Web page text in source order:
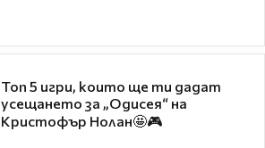
Топ 5 игри, които ще ти дадат
усещането за „Одисея“ на
Кристофър Нолан🤩🎮